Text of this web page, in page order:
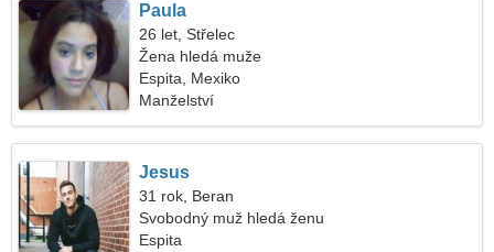
Paula
26 let, Střelec
Žena hledá muže
Espita, Mexiko
Manželství
Jesus
31 rok, Beran
Svobodný muž hledá ženu
Espita